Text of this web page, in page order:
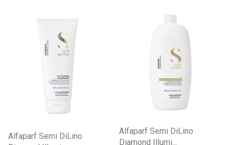
Порошок и крема
Уход и стайлинг
Другие товары
Ollin
Alfaparf Semi DiLino
Alfaparf Semi DiLino
Diamond Illumi...